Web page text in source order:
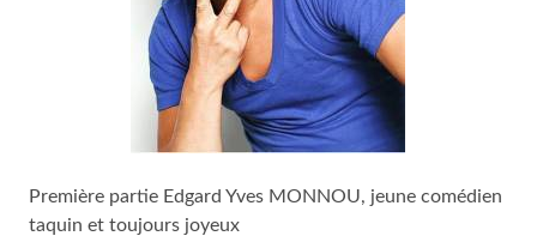
Première partie Edgard Yves MONNOU, jeune comédien
taquin et toujours joyeux